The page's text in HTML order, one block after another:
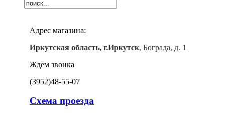
Адрес магазина:
Иркутская область, г.Иркутск, Бограда, д. 1
Ждем звонка
(3952)48-55-07
Схема проезда